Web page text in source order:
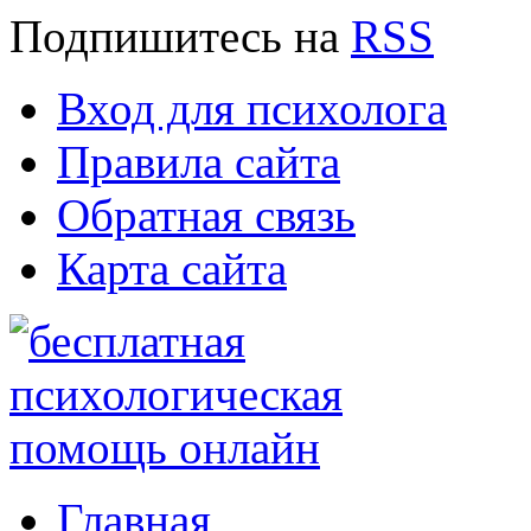
Подпишитесь на RSS
Вход для психолога
Правила сайта
Обратная связь
Карта сайта
Главная